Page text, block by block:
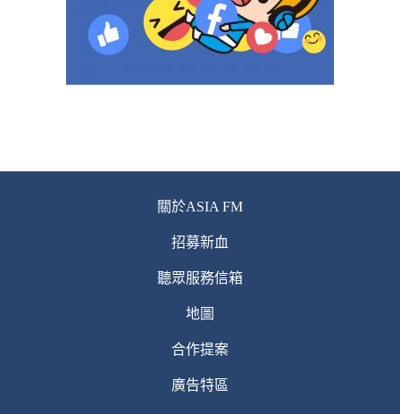
關於ASIA FM
招募新血
聽眾服務信箱
地圖
合作提案
廣告特區